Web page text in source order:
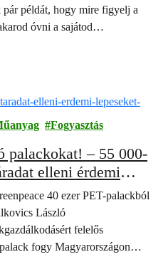
példát, hogy mire figyelj a
óvni a sajátod…
Fogyasztás
palackokat! – 55 000-
elleni érdemi
40 ezer PET-palackból
László
felelős
fogy Magyarországon